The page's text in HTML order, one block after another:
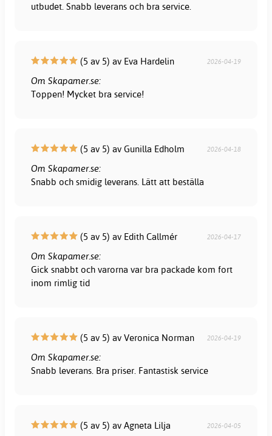
utbudet. Snabb leverans och bra service.
(5 av 5) av Eva Hardelin 2026-04-19
Om Skapamer.se:
Toppen! Mycket bra service!
(5 av 5) av Gunilla Edholm 2026-04-18
Om Skapamer.se:
Snabb och smidig leverans. Lätt att beställa
(5 av 5) av Edith Callmér 2026-04-17
Om Skapamer.se:
Gick snabbt och varorna var bra packade kom fort
inom rimlig tid
(5 av 5) av Veronica Norman 2026-04-19
Om Skapamer.se:
Snabb leverans. Bra priser. Fantastisk service
(5 av 5) av Agneta Lilja 2026-04-05